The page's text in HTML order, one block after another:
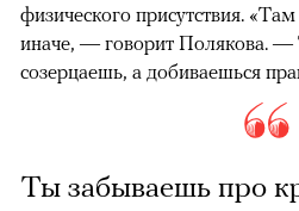
физического присутствия.
иначе, — говорит Полякова. —
созерцаешь, а добиваешься
Ты забываешь про